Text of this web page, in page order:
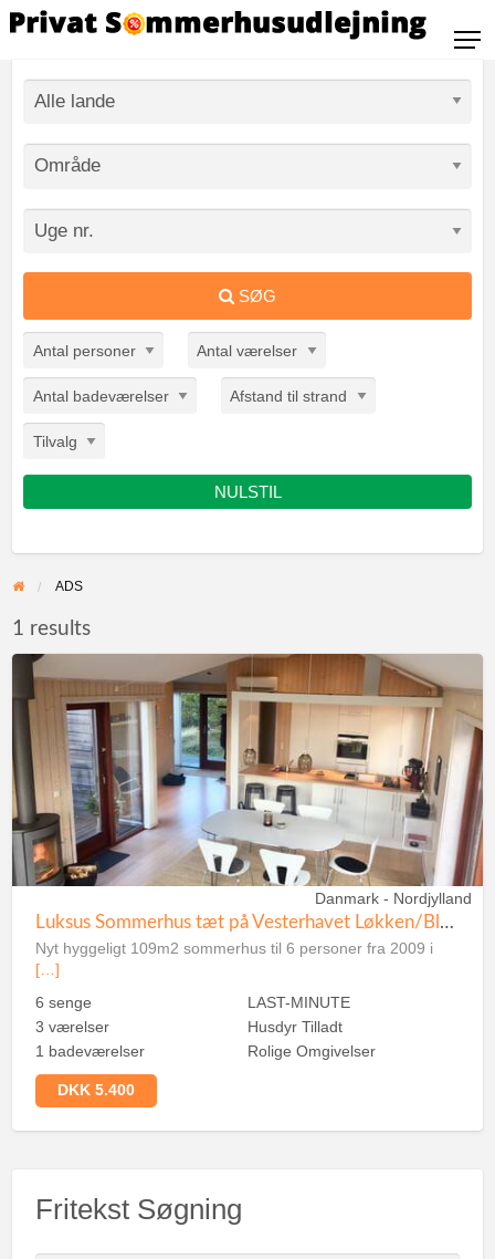
SØG
Antal personer Antal værelser
Antal badeværelser Afstand til strand
Tilvalg
NULSTIL
ADS
1 results
Danmark - Nordjylland
Luksus Sommerhus tæt på Vesterhavet Løkken/Blokhus
Nyt hyggeligt 109m2 sommerhus til 6 personer fra 2009 i
[…]
6 senge
3 værelser
1 badeværelser
LAST-MINUTE
Husdyr Tilladt
Rolige Omgivelser
DKK 5.400
Fritekst Søgning